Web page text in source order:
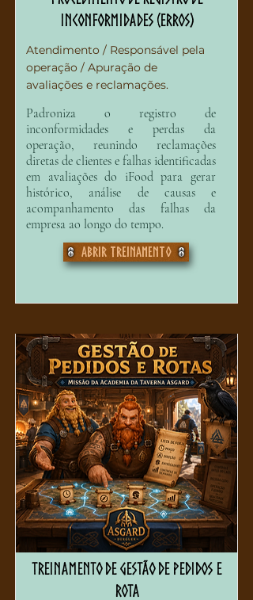
Inconformidades (Erros)
Atendimento / Responsável pela
operação / Apuração de
avaliações e reclamações.
Padroniza o registro de
inconformidades e perdas da
operação, reunindo reclamações
diretas de clientes e falhas identificadas
em avaliações do iFood para gerar
histórico, análise de causas e
acompanhamento das falhas da
empresa ao longo do tempo.
Abrir treinamento
Treinamento de Gestão de Pedidos e
Rota